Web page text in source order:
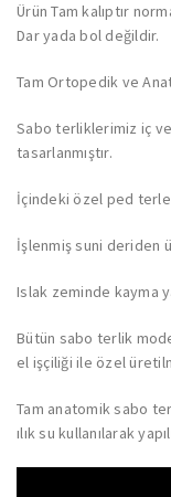
Ürün Tam kalıptır
Dar yada bol değildir.
Tam Ortopedik ve
Sabo terliklerimiz iç
tasarlanmıştır.
İçindeki özel ped
İşlenmiş suni deriden
Islak zeminde kayma
Bütün sabo terlik
el işçiliği ile özel
Tam anatomik sabo
ılık su kullanılarak